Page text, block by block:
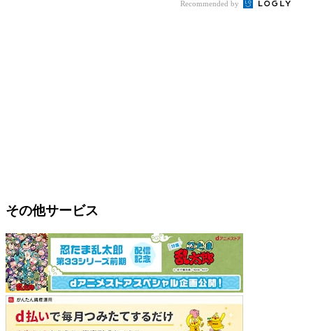
Recommended by
その他サービス